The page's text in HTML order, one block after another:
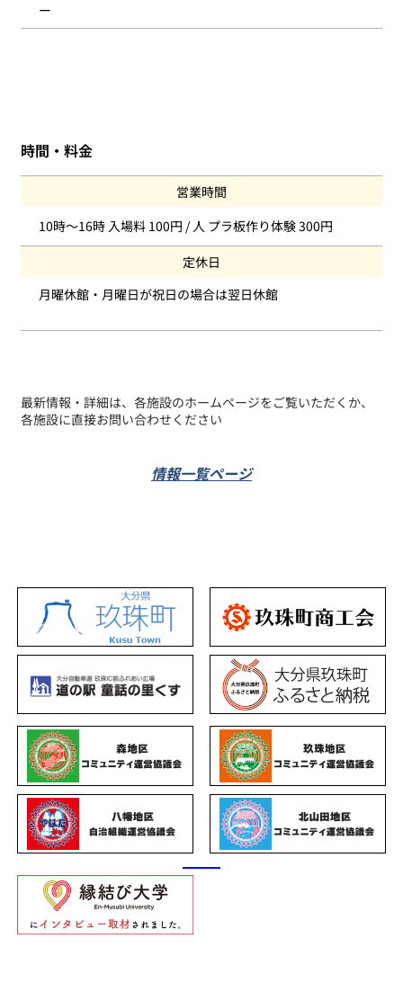
ー
時間・料金
営業時間
10時〜16時 入場料 100円 / 人 プラ板作り体験 300円
定休日
月曜休館・月曜日が祝日の場合は翌日休館
最新情報・詳細は、各施設のホームページをご覧いただくか、
各施設に直接お問い合わせください
情報一覧ページ